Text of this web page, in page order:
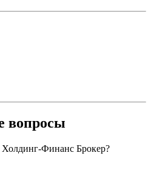
вопросы
Холдинг-Финанс Брокер?